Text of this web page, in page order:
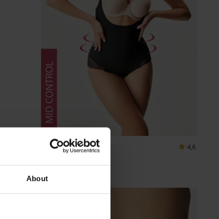
About
4,6